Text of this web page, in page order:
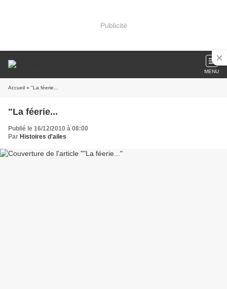
Publicité
MENU
Accueil » "La féerie...
"La féerie...
Publié le 16/12/2010 à 08:00
Par Histoires d'ailes